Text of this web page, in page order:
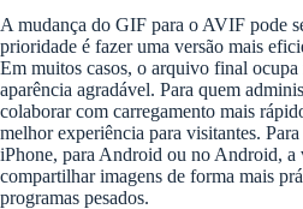
A mudança do GIF para o AVIF pode
prioridade é fazer uma versão mais
Em muitos casos, o arquivo final ocupa
aparência agradável. Para quem
colaborar com carregamento mais
melhor experiência para visitantes.
iPhone, para Android ou no Android, a
compartilhar imagens de forma mais
programas pesados.